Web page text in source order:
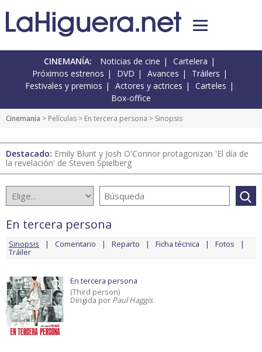
CINEMANÍA: Noticias de cine
Cartelera
Próximos estrenos
DVD Avances
Tráilers
Festivales y premios
Actores y actrices
Carteles
Box-office
Cinemanía > Películas > En tercera persona > Sinopsis
Destacado: Emily Blunt y Josh O'Connor protagonizan 'El día de
la revelación' de Steven Spielberg
En tercera persona
Sinopsis Comentario Reparto Ficha técnica Fotos
Tráiler
En tercera persona
(Third person)
Dirigida por Paul Haggis